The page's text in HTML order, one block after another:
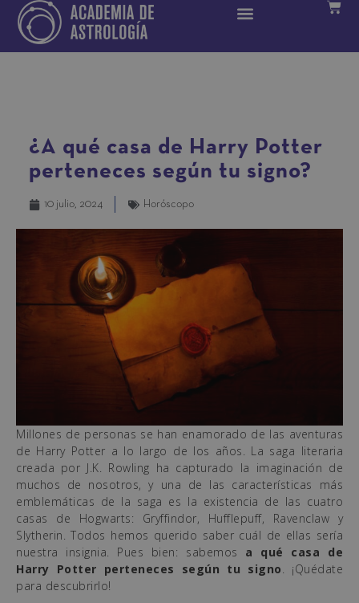
¿A qué casa de Harry Potter
perteneces según tu signo?
10 julio, 2024 Horóscopo
Millones de personas se han enamorado de las aventuras
de Harry Potter a lo largo de los años. La saga literaria
creada por J.K. Rowling ha capturado la imaginación de
muchos de nosotros, y una de las características más
emblemáticas de la saga es la existencia de las cuatro
casas de Hogwarts: Gryffindor, Hufflepuff, Ravenclaw y
Slytherin. Todos hemos querido saber cuál de ellas sería
nuestra insignia. Pues bien: sabemos a qué casa de
Harry Potter perteneces según tu signo . ¡Quédate
para descubrirlo!